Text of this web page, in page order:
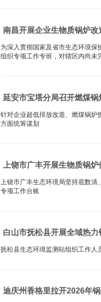
南昌开展企业生物质锅炉改
为深入贯彻国家及省市生态环境保
组织专项工作专班，对辖区内尚未
延安市宝塔分局召开燃煤锅
针对企业超低排放改造、燃煤锅炉
方面统筹谋划
上饶市广丰开展生物质锅
上铙市广丰生态环境局坚持底数清
专项工作台账
白山市抚松县开展全域热力
抚松县生态环境监测站组织工作人
迪庆州香格里拉开2026年